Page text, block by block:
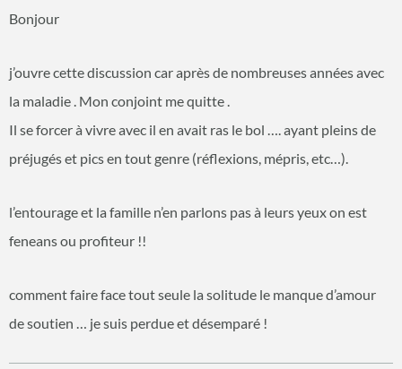
Bonjour
j’ouvre cette discussion car après de nombreuses années avec
la maladie . Mon conjoint me quitte .
Il se forcer à vivre avec il en avait ras le bol …. ayant pleins de
préjugés et pics en tout genre (réflexions, mépris, etc…).
l’entourage et la famille n’en parlons pas à leurs yeux on est
feneans ou profiteur !!
comment faire face tout seule la solitude le manque d’amour
de soutien … je suis perdue et désemparé !